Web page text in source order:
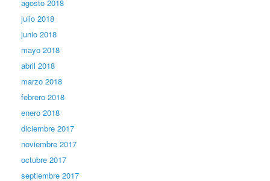
agosto 2018
julio 2018
junio 2018
mayo 2018
abril 2018
marzo 2018
febrero 2018
enero 2018
diciembre 2017
noviembre 2017
octubre 2017
septiembre 2017